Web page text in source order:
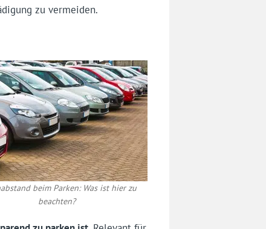
zu vermeiden.
beim Parken: Was ist hier zu
beachten?